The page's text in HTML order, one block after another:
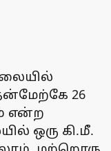
26
என்ற
ஒரு கி.மீ.